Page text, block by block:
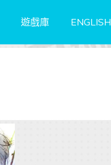
遊戲庫 ENGLISH